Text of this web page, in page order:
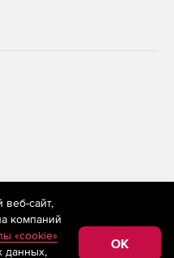
применяются
технологии
сбора,
относящихся к
сайт,
компаний
«cookie»
данных,
OK